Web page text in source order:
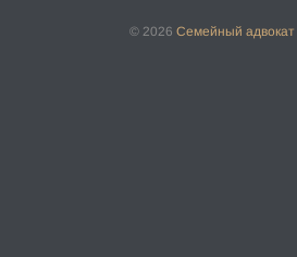
© 2026 Семейный адвокат